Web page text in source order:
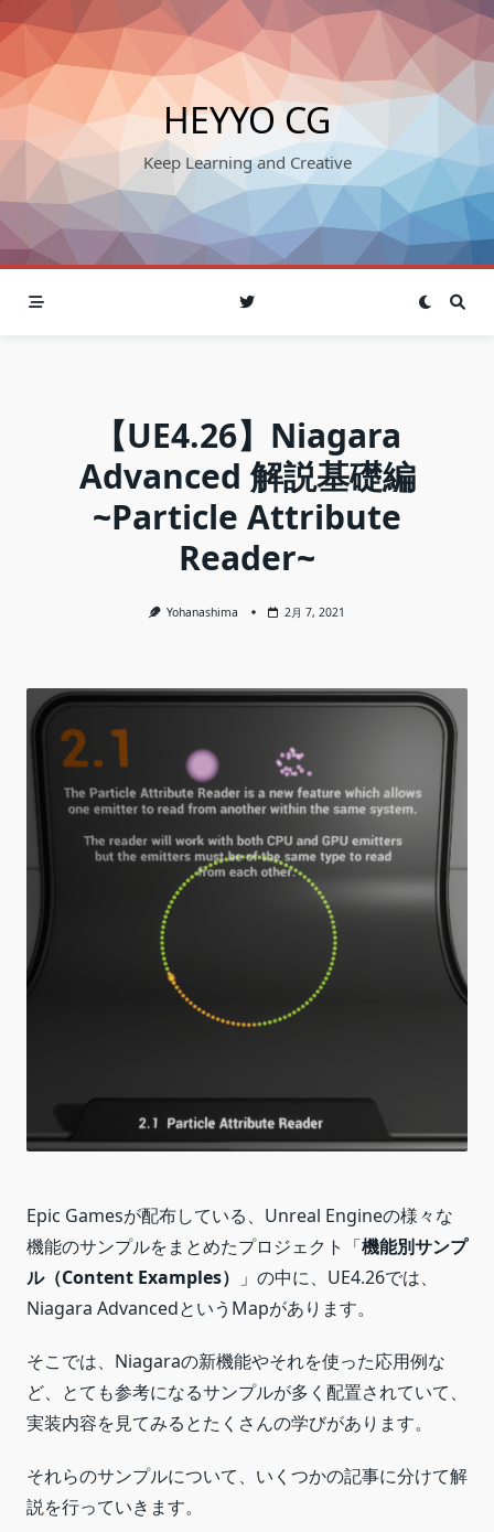
Skip
to
content
HEYYO CG
Keep Learning and Creative
【UE4.26】Niagara
Advanced 解説基礎編
~Particle Attribute
Reader~
Yohanashima 2月 7, 2021
Epic Gamesが配布している、Unreal Engineの様々な
機能のサンプルをまとめたプロジェクト「機能別サンプ
ル（Content Examples）
」の中に、UE4.26では、
Niagara AdvancedというMapがあります。
そこでは、Niagaraの新機能やそれを使った応用例な
ど、とても参考になるサンプルが多く配置されていて、
実装内容を見てみるとたくさんの学びがあります。
それらのサンプルについて、いくつかの記事に分けて解
説を行っていきます。